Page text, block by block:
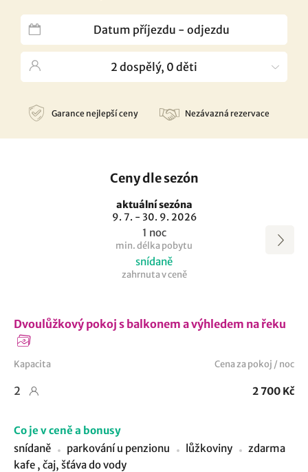
Garance nejlepší ceny Nezávazná rezervace
Ceny dle sezón
aktuální sezóna
9. 7. - 30. 9. 2026
1 noc
min. délka pobytu
snídaně
zahrnuta v ceně
Dvoulůžkový pokoj s balkonem a výhledem na řeku
Kapacita Cena za pokoj / noc
2 2 700 Kč
Co je v ceně a bonusy
snídaně
parkování u penzionu lůžkoviny
zdarma
kafe , čaj, šťáva do vody